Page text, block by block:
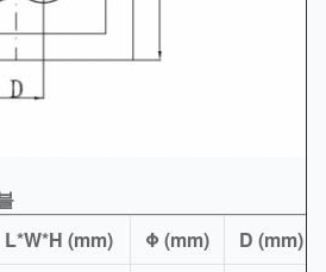
L*W*H (mm) Φ (mm)
D (mm)